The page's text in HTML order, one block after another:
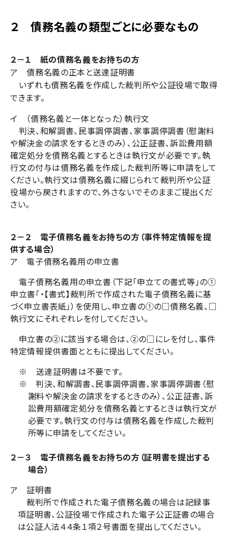
２債務名義の類型ごとに必要なもの
２－１ 紙の債務名義をお持ちの方
ア 債務名義の正本と送達証明書
いずれも債務名義を作成した裁判所や公証役場で取得
できます。
イ （債務名義と一体となった）執行文
判決、和解調書、民事調停調書、家事調停調書（慰謝料
や解決金の請求をするときのみ）、公正証書、訴訟費用額
確定処分を債務名義とするときは執行文が必要です。執
行文の付与は債務名義を作成した裁判所等に申請をして
ください。執行文は債務名義に綴じられて裁判所や公証
役場から戻されますので、外さないでそのままご提出くだ
さい。
２－２ 電子債務名義をお持ちの方（事件特定情報を提
供する場合）
ア 電子債務名義用の申立書
電子債務名義用の申立書（下記「申立ての書式等」の①
申立書「・【書式】裁判所で作成された電子債務名義に基
づく申立書表紙」）を使用し、申立書の①の□債務名義、□
執行文にそれぞれレを付してください。
申立書の②に該当する場合は、②の□にレを付し、事件
特定情報提供書面とともに提出してください。
※ 送達証明書は不要です。
※ 判決、和解調書、民事調停調書、家事調停調書（慰
謝料や解決金の請求をするときのみ）、公正証書、訴
訟費用額確定処分を債務名義とするときは執行文が
必要です。執行文の付与は債務名義を作成した裁判
所等に申請をしてください。
２－３ 電子債務名義をお持ちの方（証明書を提出する
場合）
ア 証明書
裁判所で作成された電子債務名義の場合は記録事
項証明書、公証役場で作成された電子公正証書の場合
は公証人法４４条１項２号書面を提出してください。